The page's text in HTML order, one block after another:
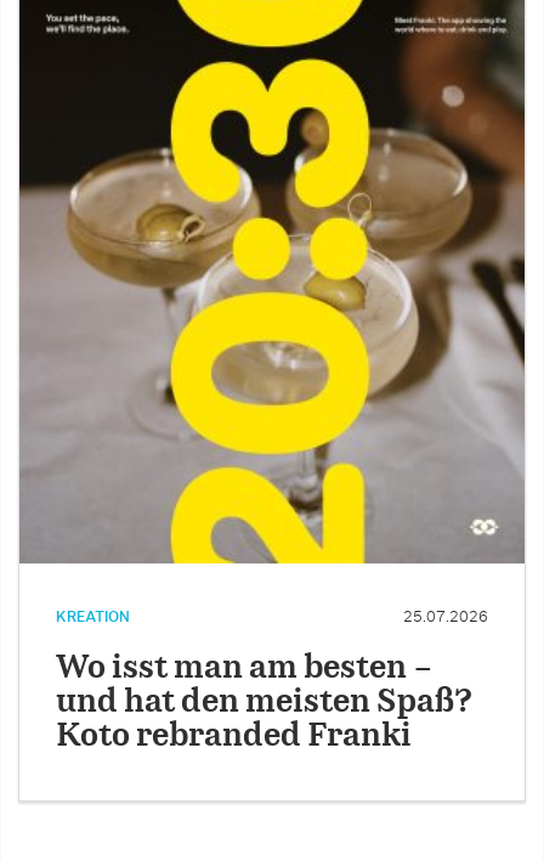
KREATION 25.07.2026
Wo isst man am besten –
und hat den meisten Spaß?
Koto rebranded Franki